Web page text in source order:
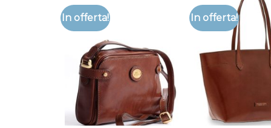
In offerta! In offerta!